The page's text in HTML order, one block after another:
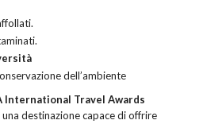
dell’ambiente
International Travel Awards
una destinazione capace di offrire